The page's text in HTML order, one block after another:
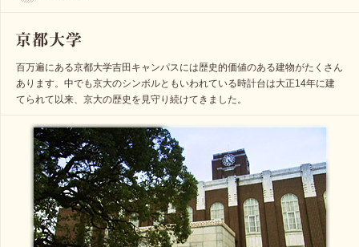
百万遍にある京都大学吉田キャンパスには歴史的価値のある建物がたくさん
あります。中でも京大のシンボルともいわれている時計台は大正14年に建
てられて以来、京大の歴史を見守り続けてきました。